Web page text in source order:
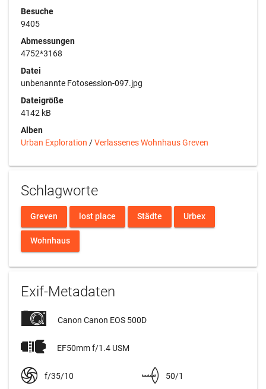
Besuche
9405
Abmessungen
4752*3168
Datei
unbenannte Fotosession-097.jpg
Dateigröße
4142 kB
Alben
Urban Exploration /Verlassenes Wohnhaus Greven
Schlagworte
Greven lost place Städte Urbex
Wohnhaus
Exif-Metadaten
Canon Canon EOS 500D
EF50mm f/1.4 USM
f/35/10 50/1